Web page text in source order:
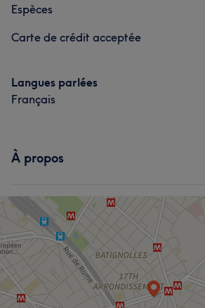
Efficace
Professionnel/le 8
Espèces
Carte de crédit acceptée
Langues parlées
Français
À propos